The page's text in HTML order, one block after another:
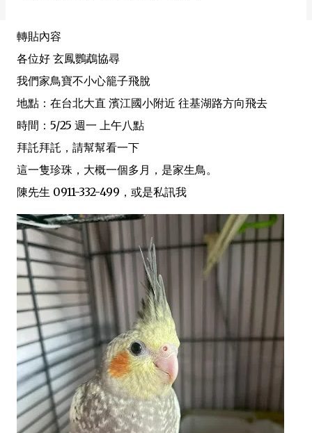
轉貼內容
各位好 玄鳳鸚鵡協尋
我們家鳥寶不小心籠子飛脫
地點：在台北大直 濱江國小附近 往基湖路方向飛去
時間：5/25 週一 上午八點
拜託拜託，請幫幫看一下
這一隻珍珠，大概一個多月，是家生鳥。
陳先生 0911-332-499，或是私訊我